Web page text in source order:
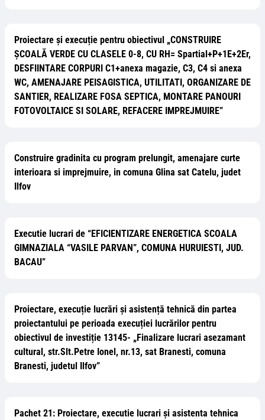
Proiectare și execuție pentru obiectivul „CONSTRUIRE
ȘCOALĂ VERDE CU CLASELE 0-8, CU RH= Spartial+P+1E+2Er,
DESFIINTARE CORPURI C1+anexa magazie, C3, C4 si anexa
WC, AMENAJARE PEISAGISTICA, UTILITATI, ORGANIZARE DE
SANTIER, REALIZARE FOSA SEPTICA, MONTARE PANOURI
FOTOVOLTAICE SI SOLARE, REFACERE IMPREJMUIRE”
Construire gradinita cu program prelungit, amenajare curte
interioara si imprejmuire, in comuna Glina sat Catelu, judet
Ilfov
Executie lucrari de “EFICIENTIZARE ENERGETICA SCOALA
GIMNAZIALA “VASILE PARVAN”, COMUNA HURUIESTI, JUD.
BACAU”
Proiectare, execuție lucrări și asistență tehnică din partea
proiectantului pe perioada execuției lucrărilor pentru
obiectivul de investiție 13145- „Finalizare lucrari asezamant
cultural, str.Slt.Petre Ionel, nr.13, sat Branesti, comuna
Branesti, judetul Ilfov”
Pachet 21: Proiectare, executie lucrari și asistenta tehnica